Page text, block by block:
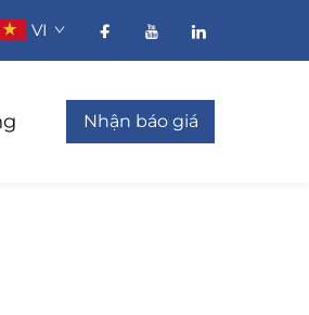
VI
Nhận báo giá